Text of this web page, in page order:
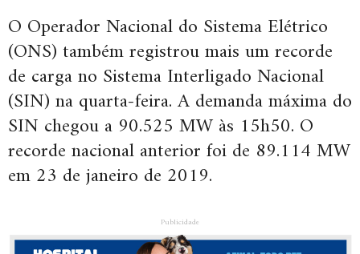
O Operador Nacional do Sistema Elétrico
(ONS) também registrou mais um recorde
de carga no Sistema Interligado Nacional
(SIN) na quarta-feira. A demanda máxima do
SIN chegou a 90.525 MW às 15h50. O
recorde nacional anterior foi de 89.114 MW
em 23 de janeiro de 2019.
Publicidade